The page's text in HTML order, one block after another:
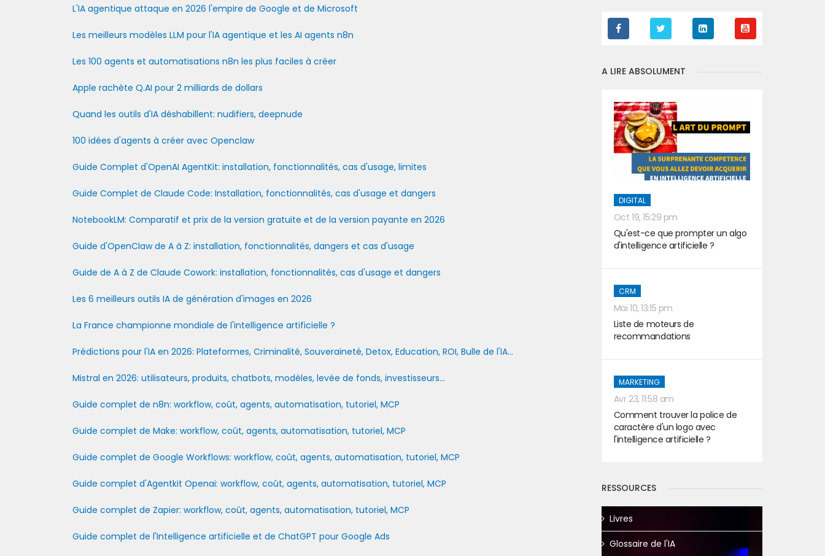
L'IA agentique attaque en 2026 l'empire de Google et de Microsoft
Les meilleurs modèles LLM pour l'IA agentique et les AI agents n8n
Les 100 agents et automatisations n8n les plus faciles à créer
Apple rachète Q.AI pour 2 milliards de dollars
Quand les outils d'IA déshabillent: nudifiers, deepnude
100 idées d'agents à créer avec Openclaw
Guide Complet d'OpenAI AgentKit: installation, fonctionnalités, cas d'usage, limites
Guide Complet de Claude Code: Installation, fonctionnalités, cas d'usage et dangers
NotebookLM: Comparatif et prix de la version gratuite et de la version payante en 2026
Guide d'OpenClaw de A à Z: installation, fonctionnalités, dangers et cas d'usage
Guide de A à Z de Claude Cowork: installation, fonctionnalités, cas d'usage et dangers
Les 6 meilleurs outils IA de génération d'images en 2026
La France championne mondiale de l'intelligence artificielle ?
Prédictions pour l'IA en 2026: Plateformes, Criminalité, Souveraineté, Detox, Education, ROI, Bulle de l'IA...
Mistral en 2026: utilisateurs, produits, chatbots, modèles, levée de fonds, investisseurs...
Guide complet de n8n: workflow, coût, agents, automatisation, tutoriel, MCP
Guide complet de Make: workflow, coût, agents, automatisation, tutoriel, MCP
Guide complet de Google Workflows: workflow, coût, agents, automatisation, tutoriel, MCP
Guide complet d'Agentkit Openai: workflow, coût, agents, automatisation, tutoriel, MCP
Guide complet de Zapier: workflow, coût, agents, automatisation, tutoriel, MCP
Guide complet de l'Intelligence artificielle et de ChatGPT pour Google Ads
A LIRE ABSOLUMENT
DIGITAL
Oct 19, 15:29 pm
Qu'est-ce que prompter un algo
d'intelligence artificielle ?
CRM
Mai 10, 13:15 pm
Liste de moteurs de
recommandations
MARKETING
Avr 23, 11:58 am
Comment trouver la police de
caractère d'un logo avec
l'intelligence artificielle ?
RESSOURCES
Livres
Glossaire de l'IA